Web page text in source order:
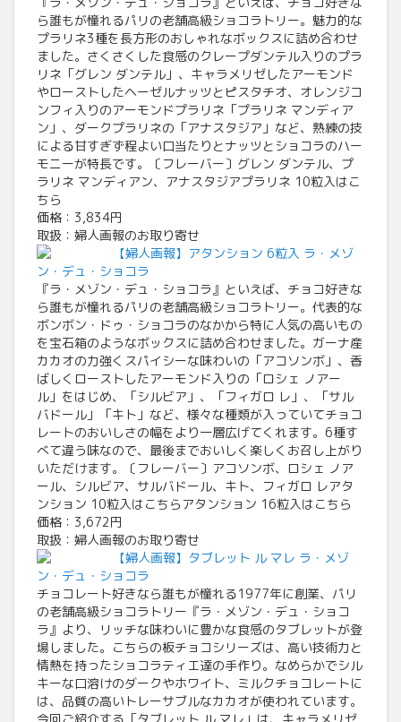
ら誰もが憧れるパリの老舗高級ショコラトリー。魅力的な
プラリネ3種を長方形のおしゃれなボックスに詰め合わせ
ました。さくさくした食感のクレープダンテル入りのプラ
リネ「グレン ダンテル」、キャラメリゼしたアーモンド
やローストしたヘーゼルナッツとピスタチオ、オレンジコ
ンフィ入りのアーモンドプラリネ「プラリネ マンディア
ン」、ダークプラリネの「アナスタジア」など、熟練の技
による甘すぎず程よい口当たりとナッツとショコラのハー
モニーが特長です。〔フレーバー〕グレン ダンテル、プ
ラリネ マンディアン、アナスタジアプラリネ 10粒入はこ
ちら
価格：3,834円
取扱：婦人画報のお取り寄せ
【婦人画報】アタンション 6粒入 ラ・メゾ
ン・デュ・ショコラ
『ラ・メゾン・デュ・ショコラ』といえば、チョコ好きな
ら誰もが憧れるパリの老舗高級ショコラトリー。代表的な
ボンボン・ドゥ・ショコラのなかから特に人気の高いもの
を宝石箱のようなボックスに詰め合わせました。ガーナ産
カカオの力強くスパイシーな味わいの「アコソンボ」、香
ばしくローストしたアーモンド入りの「ロシェ ノアー
ル」をはじめ、「シルビア」、「フィガロ レ」、「サル
バドール」「キト」など、様々な種類が入っていてチョコ
レートのおいしさの幅をより一層広げてくれます。6種す
べて違う味なので、最後までおいしく楽しくお召し上がり
いただけます。〔フレーバー〕アコソンボ、ロシェ ノア
ール、シルビア、サルバドール、キト、フィガロ レアタ
ンション 10粒入はこちらアタンション 16粒入はこちら
価格：3,672円
取扱：婦人画報のお取り寄せ
【婦人画報】タブレット ル マレ ラ・メゾ
ン・デュ・ショコラ
チョコレート好きなら誰もが憧れる1977年に創業、パリ
の老舗高級ショコラトリー『ラ・メゾン・デュ・ショコ
ラ』より、リッチな味わいに豊かな食感のタブレットが登
場しました。こちらの板チョコシリーズは、高い技術力と
情熱を持ったショコラティエ達の手作り。なめらかでシル
キーな口溶けのダークやホワイト、ミルクチョコレートに
は、品質の高いトレーサブルなカカオが使われています。